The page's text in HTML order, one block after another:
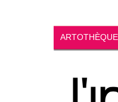
ARTOTHÈQUE